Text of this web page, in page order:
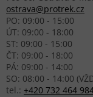
ostrava@protrek.cz
PO: 09:00 - 15:00
ÚT: 09:00 - 18:00
ST: 09:00 - 15:00
ČT: 09:00 - 18:00
PÁ: 09:00 - 14:00
SO: 08:00 - 14:00
tel.: +420 732 464